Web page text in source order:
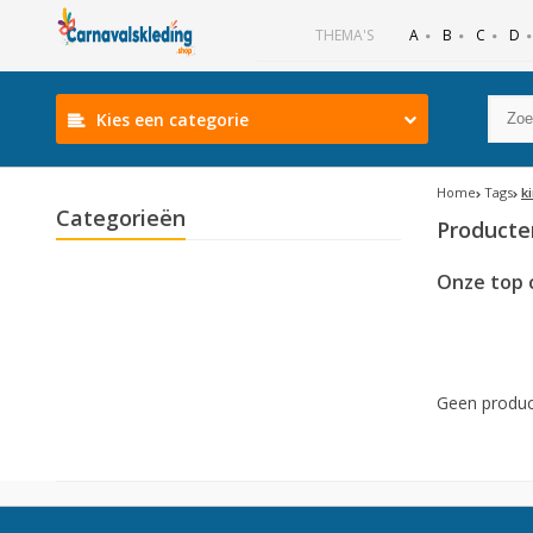
THEMA'S A B C D
Kies een categorie
Categorieën
Home Tags
Onze top
Geen